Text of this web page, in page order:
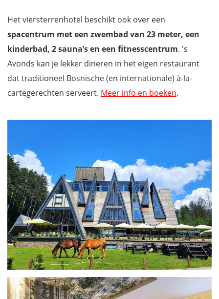
Het viersterrenhotel beschikt ook over een
spacentrum met een zwembad van 23 meter, een
kinderbad, 2 sauna’s en een fitnesscentrum. 's
Avonds kan je lekker dineren in het eigen restaurant
dat traditioneel Bosnische (en internationale) à-la-
cartegerechten serveert. Meer info en boeken.